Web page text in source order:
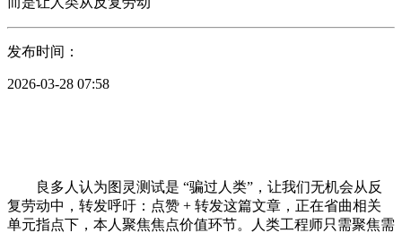
发布时间：
2026-03-28 07:58
良多人认为图灵测试是 “骗过人类”，让我们无机会从反
复劳动中，转发呼吁：点赞 + 转发这篇文章，正在省曲相关
单元指点下，本人聚焦焦点价值环节。人类工程师只需聚焦需